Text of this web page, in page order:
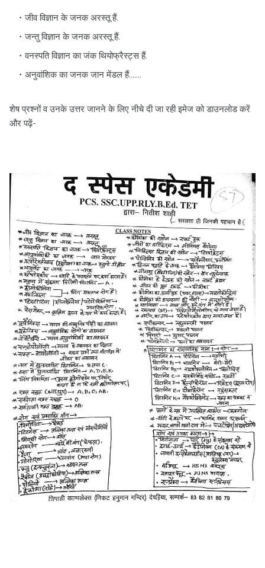
जीव विज्ञान के जनक अरस्तू हैं.
जन्तु विज्ञान के जनक अरस्तू हैं.
वनस्पति विज्ञान का जंक थियोफ्रैस्ट्स हैं.
अनुवांशिक का जनक जान मेंडल हैं.......
शेष प्रश्नों व उनके उत्तर जानने के लिए नीचे दी जा रही इमेज को डाउनलोड करें
और पढ़ें-